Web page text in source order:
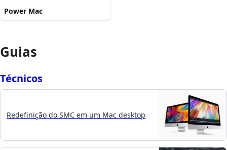
Power Mac
Guias
Técnicos
Redefinição do SMC em um Mac desktop